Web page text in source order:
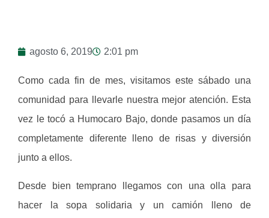
agosto 6, 2019 2:01 pm
Como cada fin de mes, visitamos este sábado una
comunidad para llevarle nuestra mejor atención. Esta
vez le tocó a Humocaro Bajo, donde pasamos un día
completamente diferente lleno de risas y diversión
junto a ellos.
Desde bien temprano llegamos con una olla para
hacer la sopa solidaria y un camión lleno de